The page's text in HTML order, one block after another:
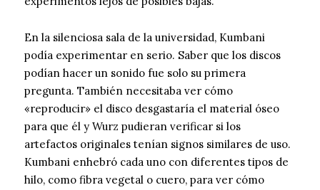
En la silenciosa sala de la universidad, Kumbani
podía experimentar en serio. Saber que los discos
podían hacer un sonido fue solo su primera
pregunta. También necesitaba ver cómo
«reproducir» el disco desgastaría el material óseo
para que él y Wurz pudieran verificar si los
artefactos originales tenían signos similares de uso.
Kumbani enhebró cada uno con diferentes tipos de
hilo, como fibra vegetal o cuero, para ver cómo